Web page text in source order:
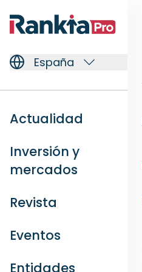
España
Actualidad
Inversión y
mercados
Revista
Eventos
Entidades